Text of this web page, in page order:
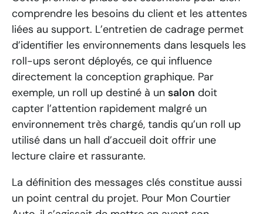
comprendre les besoins du client et les attentes
liées au support. L’entretien de cadrage permet
d’identifier les environnements dans lesquels les
roll-ups seront déployés, ce qui influence
directement la conception graphique. Par
exemple, un roll up destiné à un salon doit
capter l’attention rapidement malgré un
environnement très chargé, tandis qu’un roll up
utilisé dans un hall d’accueil doit offrir une
lecture claire et rassurante.
La définition des messages clés constitue aussi
un point central du projet. Pour Mon Courtier